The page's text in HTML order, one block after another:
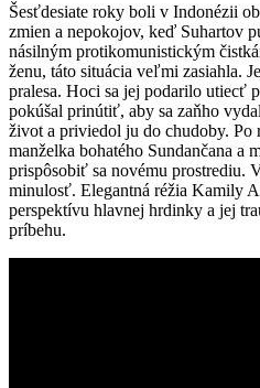
Šesťdesiate roky boli v Indonézii
zmien a nepokojov, keď Suhartov
násilným protikomunistickým
ženu, táto situácia veľmi zasiahla.
pralesa. Hoci sa jej podarilo utiecť
pokúšal prinútiť, aby sa zaňho
život a priviedol ju do chudoby.
manželka bohatého Sundančana a
prispôsobiť sa novému prostrediu.
minulosť. Elegantná réžia Kamily
perspektívu hlavnej hrdinky a jej
príbehu.